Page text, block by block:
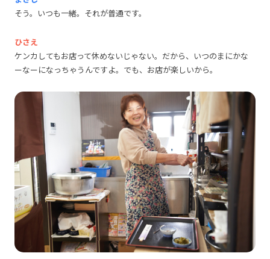
そう。いつも一緒。それが普通です。
ひさえ
ケンカしてもお店って休めないじゃない。だから、いつのまにかな
ーなーになっちゃうんですよ。でも、お店が楽しいから。